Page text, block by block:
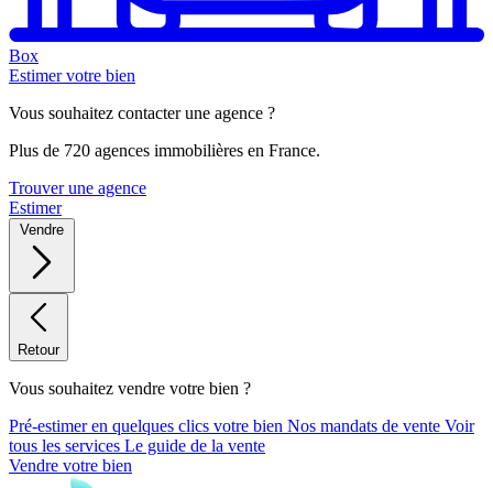
Box
Estimer votre bien
Vous souhaitez contacter une agence ?
Plus de 720 agences immobilières en France.
Trouver une agence
Estimer
Vendre
Retour
Vous souhaitez vendre votre bien ?
Pré-estimer en quelques clics votre bien Nos mandats de vente Voir
tous les services Le guide de la vente
Vendre votre bien